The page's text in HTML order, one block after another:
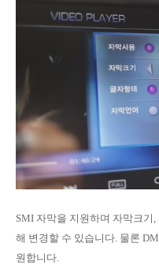
SMI 자막을 지원하며 자막크기
해 변경할 수 있습니다. 물론
원합니다.